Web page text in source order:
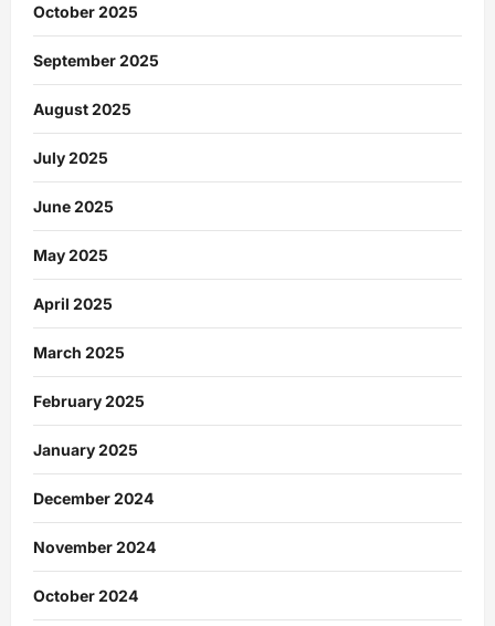
October 2025
September 2025
August 2025
July 2025
June 2025
May 2025
April 2025
March 2025
February 2025
January 2025
December 2024
November 2024
October 2024